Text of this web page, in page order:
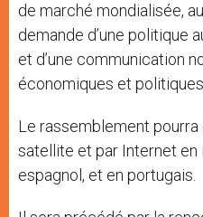
de marché mondialisée,
demande d’une politique
et d’une communication
économiques et politiques
Le rassemblement
satellite et par Internet en
espagnol, et en portugais.